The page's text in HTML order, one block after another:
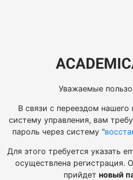
Уважаемые
В связи с переездом нашего
систему управления, вам
пароль через систему "
Для этого требуется указать
осуществлена регистрация.
прийдет новый